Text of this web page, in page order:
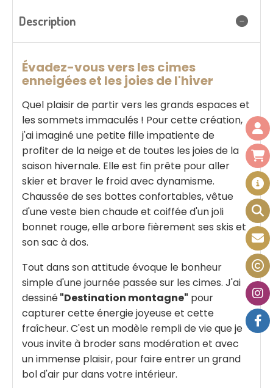
Description
Évadez-vous vers les cimes
enneigées et les joies de l'hiver
Quel plaisir de partir vers les grands espaces et
les sommets immaculés ! Pour cette création,
j'ai imaginé une petite fille impatiente de
profiter de la neige et de toutes les joies de la
saison hivernale. Elle est fin prête pour aller
skier et braver le froid avec dynamisme.
Chaussée de ses bottes confortables, vêtue
d'une veste bien chaude et coiffée d'un joli
bonnet rouge, elle arbore fièrement ses skis et
son sac à dos.
Tout dans son attitude évoque le bonheur
simple d'une journée passée sur les cimes. J'ai
dessiné"Destination montagne" pour
capturer cette énergie joyeuse et cette
fraîcheur. C'est un modèle rempli de vie que je
vous invite à broder sans modération et avec
un immense plaisir, pour faire entrer un grand
bol d'air pur dans votre intérieur.